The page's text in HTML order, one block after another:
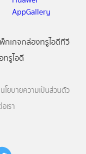
กเกจกล่องทรูไอดีทีวี
ทรูไอดี
นโยบายความเป็นส่วนตัว
เรา